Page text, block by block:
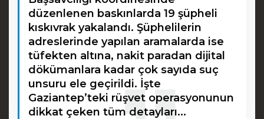
düzenlenen baskınlarda 19 şüpheli
kıskıvrak yakalandı. Şüphelilerin
adreslerinde yapılan aramalarda ise
tüfekten altına, nakit paradan dijital
dökümanlara kadar çok sayıda suç
unsuru ele geçirildi. İşte
Gaziantep’teki rüşvet operasyonunun
dikkat çeken tüm detayları...